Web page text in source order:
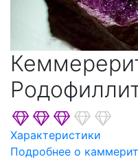
Характеристики
Подробнее о